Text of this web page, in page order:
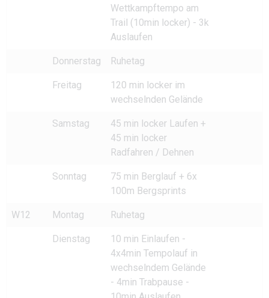
Wettkampftempo am
Trail (10min locker) - 3k
Auslaufen
Donnerstag Ruhetag
Freitag
120 min locker im
wechselnden Gelände
Samstag
45 min locker Laufen +
45 min locker
Radfahren / Dehnen
Sonntag
75 min Berglauf + 6x
100m Bergsprints
W12 Montag Ruhetag
Dienstag
10 min Einlaufen -
4x4min Tempolauf in
wechselndem Gelände
- 4min Trabpause -